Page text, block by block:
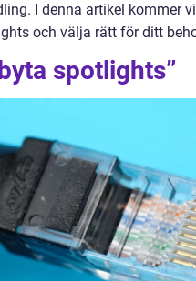
I denna artikel kommer
och välja rätt för ditt
spotlights”